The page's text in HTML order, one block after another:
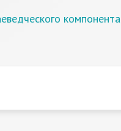
компонента